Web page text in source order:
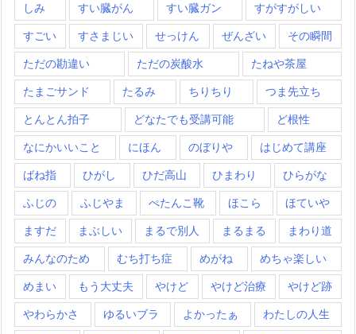
しみ すい臓がん すい臓ガン すがすがしい
すごい すさまじい せっけん ぜんざい その瞬間
ただの勘違い ただの炭酸水 たねや茶屋
たまごサンド たるみ ちりちり つま先立ち
とんとん拍子 どなたでも受講可能 ど根性
なにかいいこと にほん のぼりや はじめて講座
ばね指 ひがし ひだ高山 ひまわり ひらがな
ふじの ふじやま ぺたんこ靴 ほこら ほていや
ますだ まぶしい まるで別人 まるまる まわり道
みんなのため むち打ち症 めがね めちゃ楽しい
めまい もう大丈夫 やけど やけど治療 やけど跡
やわらかさ ゆるいブラ よかったぁ わたしの人生